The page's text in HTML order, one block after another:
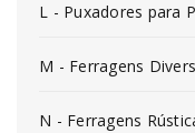
L - Puxadores para
M - Ferragens
N - Ferragens